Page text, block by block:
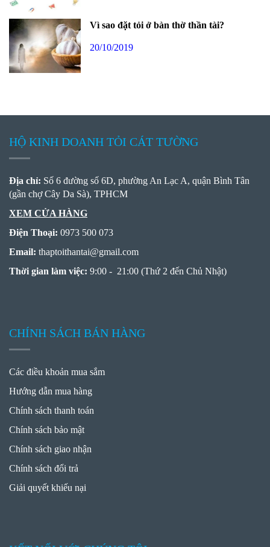
Vì sao đặt tỏi ở bàn thờ thần tài?
20/10/2019
HỘ KINH DOANH TỎI CÁT TƯỜNG
Địa chỉ: Số 6 đường số 6D, phường An Lạc A, quận Bình Tân
(gần chợ Cây Da Sà), TPHCM
XEM CỬA HÀNG
Điện Thoại: 0973 500 073
Email: thaptoithantai@gmail.com
Thời gian làm việc: 9:00 - 21:00 (Thứ 2 đến Chủ Nhật)
CHÍNH SÁCH BÁN HÀNG
Các điều khoản mua sắm
Hướng dẫn mua hàng
Chính sách thanh toán
Chính sách bảo mật
Chính sách giao nhận
Chính sách đổi trả
Giải quyết khiếu nại